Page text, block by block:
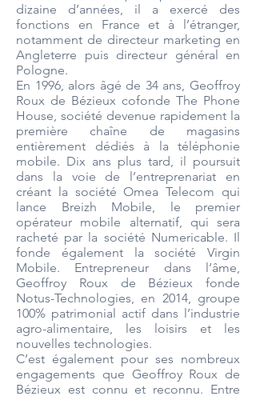
dizaine d’années, il a exercé des
fonctions en France et à l’étranger,
notamment de directeur marketing en
Angleterre puis directeur général en
Pologne.
En 1996, alors âgé de 34 ans, Geoffroy
Roux de Bézieux cofonde The Phone
House, société devenue rapidement la
première chaîne de magasins
entièrement dédiés à la téléphonie
mobile. Dix ans plus tard, il poursuit
dans la voie de l’entreprenariat en
créant la société Omea Telecom qui
lance Breizh Mobile, le premier
opérateur mobile alternatif, qui sera
racheté par la société Numericable. Il
fonde également la société Virgin
Mobile. Entrepreneur dans l’âme,
Geoffroy Roux de Bézieux fonde
Notus-Technologies, en 2014, groupe
100% patrimonial actif dans l’industrie
agro-alimentaire, les loisirs et les
nouvelles technologies.
C’est également pour ses nombreux
engagements que Geoffroy Roux de
Bézieux est connu et reconnu. Entre